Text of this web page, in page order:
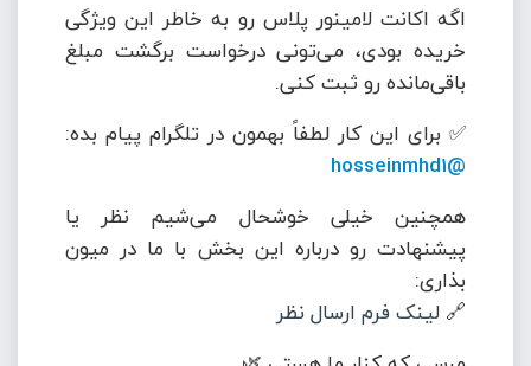
اگه اکانت لامینور پلاس رو به خاطر این ویژگی
خریده بودی، می‌تونی درخواست برگشت مبلغ
باقی‌مانده رو ثبت کنی.
✅ برای این کار لطفاً بهمون در تلگرام پیام بده:
@hosseinmhd1
همچنین خیلی خوشحال می‌شیم نظر یا
پیشنهادت رو درباره این بخش با ما در میون
بذاری:
🔗 لینک فرم ارسال نظر